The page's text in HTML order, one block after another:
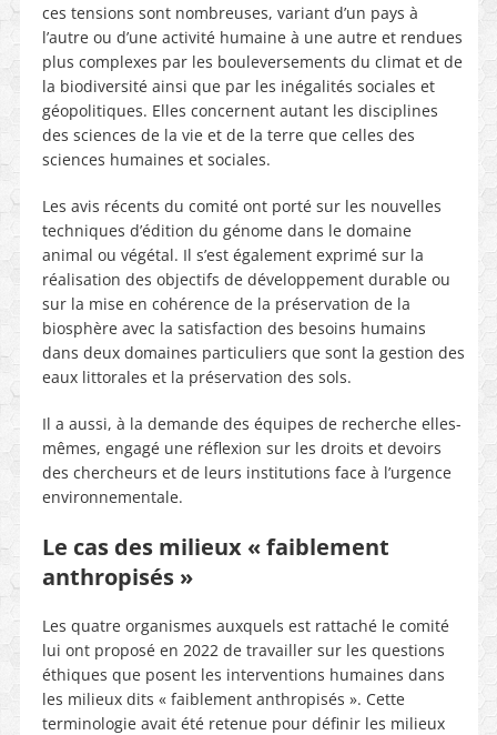
ces tensions sont nombreuses, variant d’un pays à
l’autre ou d’une activité humaine à une autre et rendues
plus complexes par les bouleversements du climat et de
la biodiversité ainsi que par les inégalités sociales et
géopolitiques. Elles concernent autant les disciplines
des sciences de la vie et de la terre que celles des
sciences humaines et sociales.
Les avis récents du comité ont porté sur les nouvelles
techniques d’édition du génome dans le domaine
animal ou végétal. Il s’est également exprimé sur la
réalisation des objectifs de développement durable ou
sur la mise en cohérence de la préservation de la
biosphère avec la satisfaction des besoins humains
dans deux domaines particuliers que sont la gestion des
eaux littorales et la préservation des sols.
Il a aussi, à la demande des équipes de recherche elles-
mêmes, engagé une réflexion sur les droits et devoirs
des chercheurs et de leurs institutions face à l’urgence
environnementale.
Le cas des milieux « faiblement
anthropisés »
Les quatre organismes auxquels est rattaché le comité
lui ont proposé en 2022 de travailler sur les questions
éthiques que posent les interventions humaines dans
les milieux dits « faiblement anthropisés ». Cette
terminologie avait été retenue pour définir les milieux